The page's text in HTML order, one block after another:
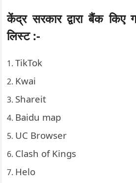
केंद्र सरकार द्वारा बैंक
लिस्ट :-
TikTok
Kwai
Shareit
Baidu map
UC Browser
Clash of Kings
Helo